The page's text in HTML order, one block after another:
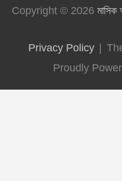
Copyright © 2026
Privacy Policy
Proudly